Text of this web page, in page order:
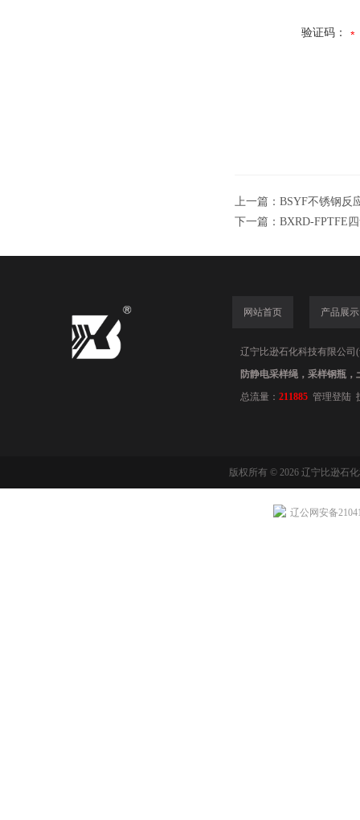
验证码：
上一篇： BSYF不锈钢反
下一篇： BXRD-FPTFE
网站首页 产品展示
辽宁比逊石化科技有限公司
防静电采样绳，采样钢瓶
总流量： 211885 管理登陆
版权所有 © 2026 辽宁比逊石
辽公网安备